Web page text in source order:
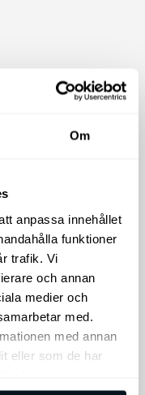
Om
anpassa innehållet
funktioner
trafik. Vi
och annan
medier och
med.
med annan
eller som de har
3 XL Low
luftmotstånd
kr
Välj alternativ